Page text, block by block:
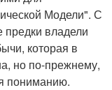
Модели". С
предки владели
которая в
но по-прежнему,
пониманию.